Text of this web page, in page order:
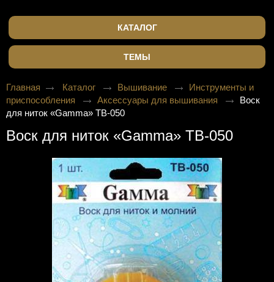
КАТАЛОГ
ТЕМЫ
Главная Каталог Вышивание
Инструменты и
приспособления
Аксессуары для вышивания
Воск
для ниток «Gamma» TB-050
Воск для ниток «Gamma» TB-050